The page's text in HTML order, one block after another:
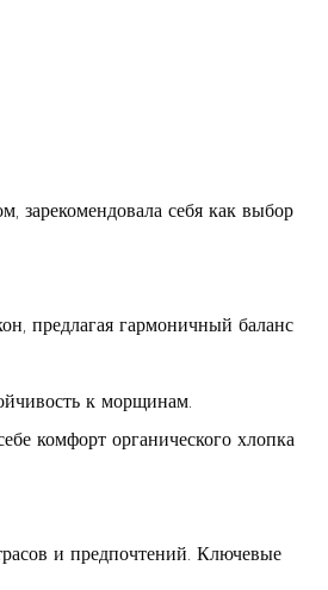
зарекомендовала себя как выбор
предлагая гармоничный баланс
к морщинам.
комфорт органического хлопка
и предпочтений. Ключевые